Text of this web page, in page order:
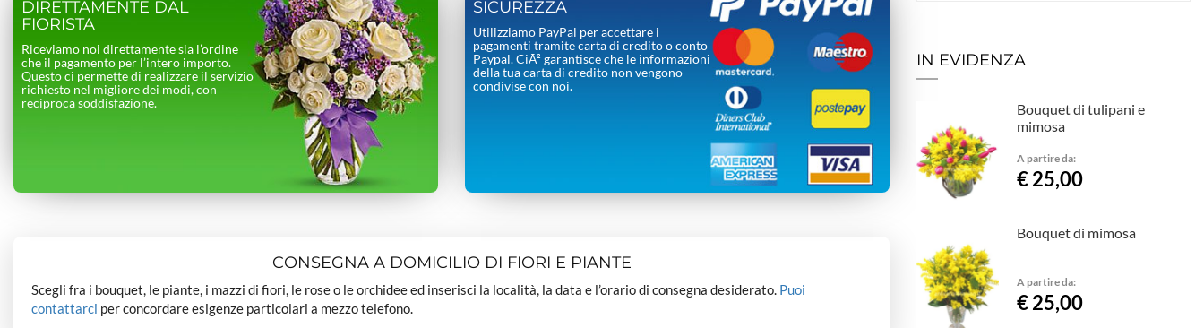
DIRETTAMENTE DAL
FIORISTA
Riceviamo noi direttamente sia l’ordine
che il pagamento per l’intero importo.
Questo ci permette di realizzare il servizio
richiesto nel migliore dei modi, con
reciproca soddisfazione.
SICUREZZA
Utilizziamo PayPal per accettare i
pagamenti tramite carta di credito o conto
Paypal. CiÃ² garantisce che le informazioni
della tua carta di credito non vengono
condivise con noi.
CONSEGNA A DOMICILIO DI FIORI E PIANTE
Scegli fra i bouquet, le piante, i mazzi di fiori, le rose o le orchidee ed inserisci la località, la data e l’orario di consegna desiderato. Puoi
contattarci per concordare esigenze particolari a mezzo telefono.
IN EVIDENZA
Bouquet di tulipani e
mimosa
A partire da:
€ 25,00
Bouquet di mimosa
A partire da:
€ 25,00